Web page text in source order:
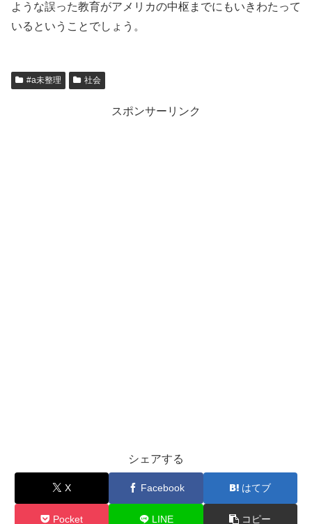
ような誤った教育がアメリカの中枢までにもいきわたって
いるということでしょう。
#a未整理 社会
スポンサーリンク
シェアする
X Facebook はてブ
Pocket LINE コピー